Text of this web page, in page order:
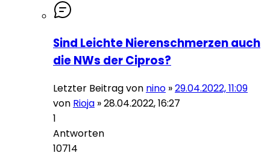
Sind Leichte Nierenschmerzen auch
die NWs der Cipros?
Letzter Beitrag von nino »29.04.2022, 11:09
von Rioja »28.04.2022, 16:27
1
Antworten
10714